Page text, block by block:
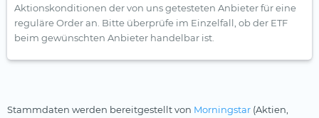
Aktionskonditionen der von uns getesteten Anbieter für eine
reguläre Order an. Bitte überprüfe im Einzelfall, ob der ETF
beim gewünschten Anbieter handelbar ist.
Stammdaten werden bereitgestellt von Morningstar (Aktien,